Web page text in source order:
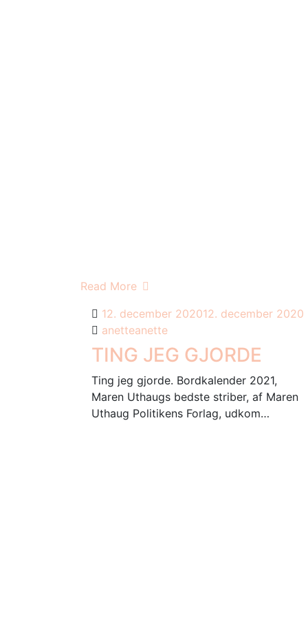
Read More
12. december 202012. december 2020
anetteanette
TING JEG GJORDE
Ting jeg gjorde. Bordkalender 2021,
Maren Uthaugs bedste striber, af Maren
Uthaug Politikens Forlag, udkom…